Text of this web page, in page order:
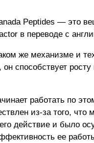
Peptides ― это
в переводе с
же механизме и
способствует
работать по
из-за того,
действие и было
ее